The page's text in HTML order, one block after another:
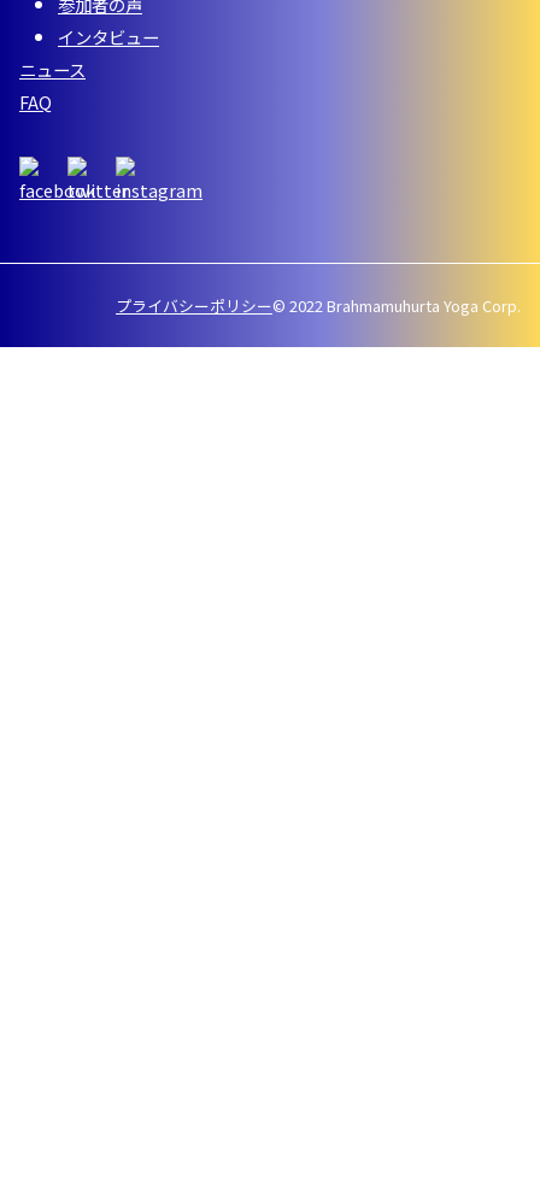
インタビュー
ニュース
FAQ
プライバシーポリシー© 2022 Brahmamuhurta Yoga Corp.